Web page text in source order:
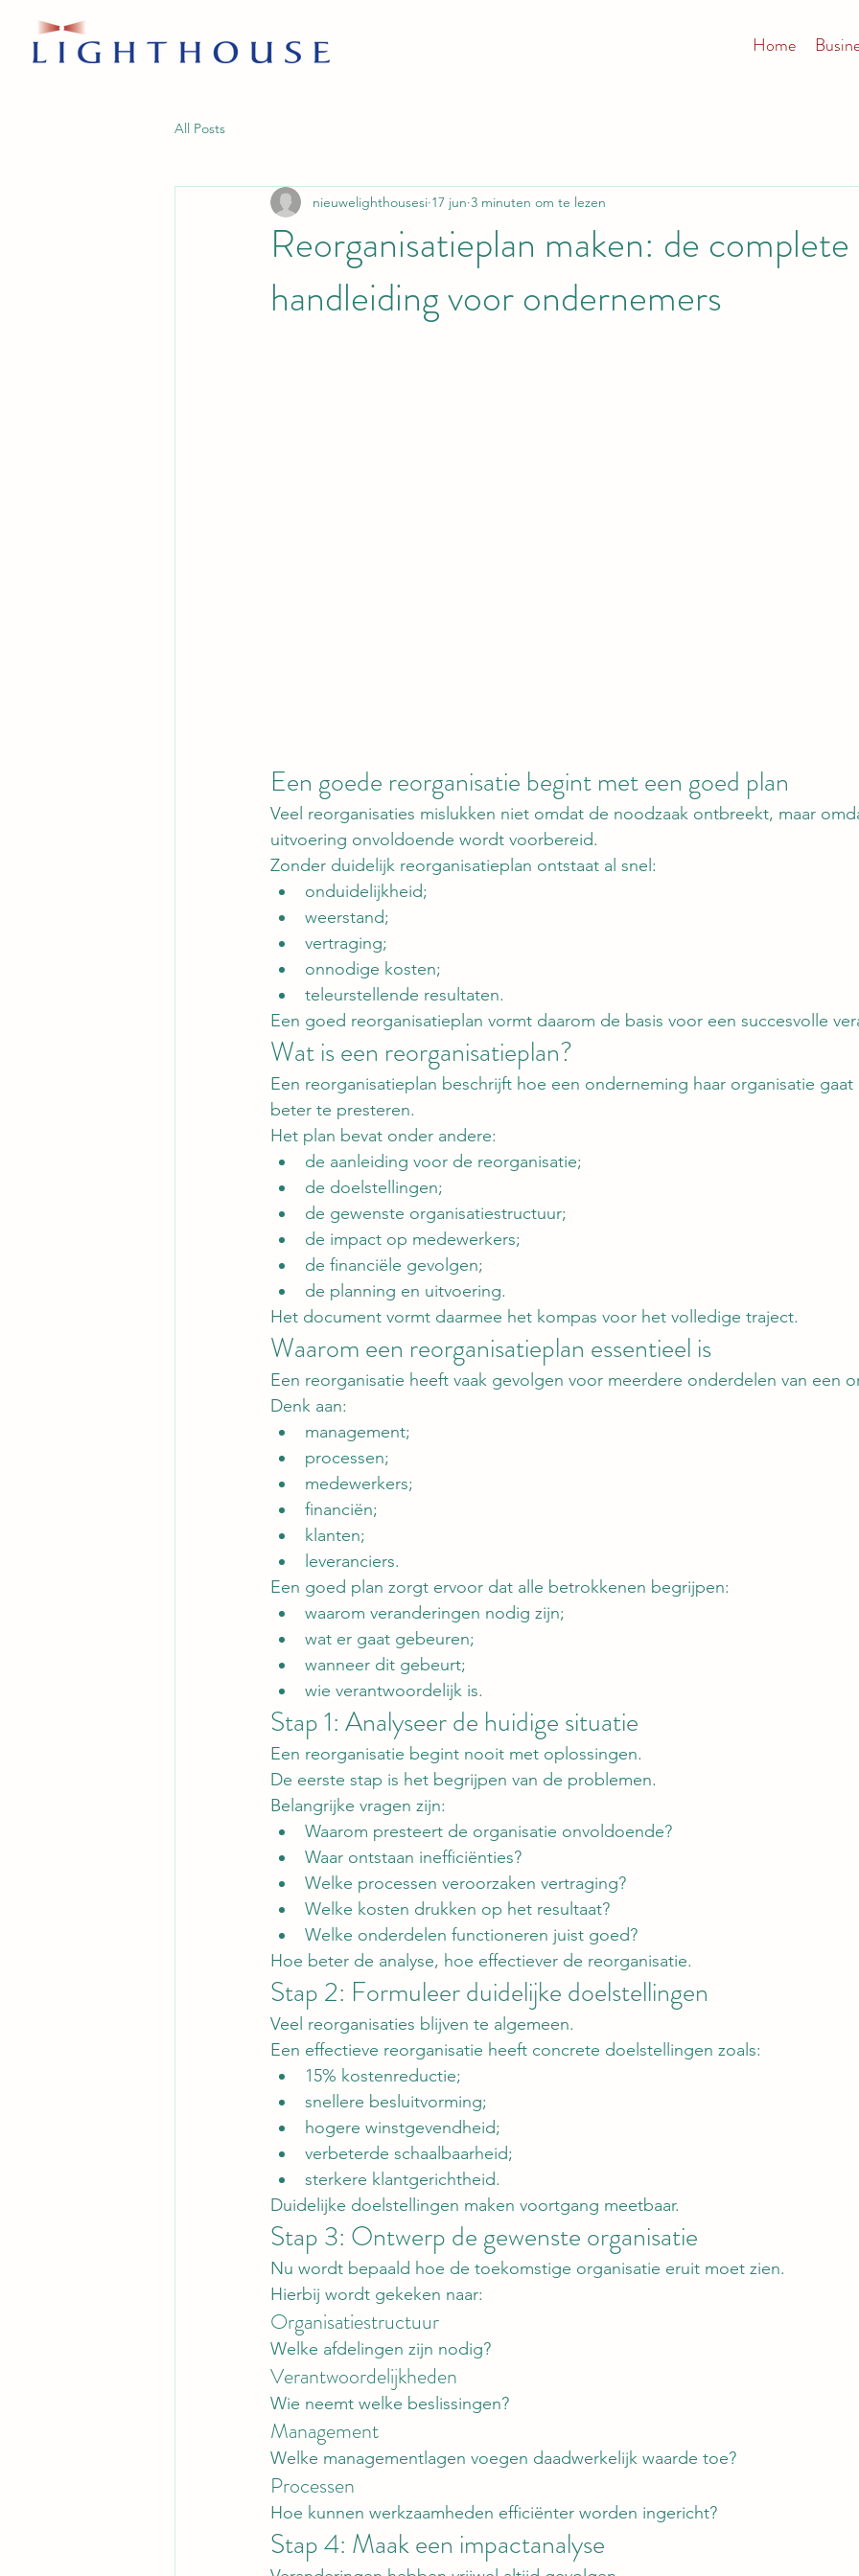
Home
All Posts
Reorganisatieplan maken: de complete
handleiding voor ondernemers
nieuwelighthousesi 17 jun 3 minuten om te lezen
Een goede reorganisatie begint met een goed plan
Veel reorganisaties mislukken niet omdat de noodzaak ontbreekt, maar
uitvoering onvoldoende wordt voorbereid.
Zonder duidelijk reorganisatieplan ontstaat al snel:
onduidelijkheid;
weerstand;
vertraging;
onnodige kosten;
teleurstellende resultaten.
Een goed reorganisatieplan vormt daarom de basis voor een succesvolle
Wat is een reorganisatieplan?
Een reorganisatieplan beschrijft hoe een onderneming haar organisatie gaat
beter te presteren.
Het plan bevat onder andere:
de aanleiding voor de reorganisatie;
de doelstellingen;
de gewenste organisatiestructuur;
de impact op medewerkers;
de financiële gevolgen;
de planning en uitvoering.
Het document vormt daarmee het kompas voor het volledige traject.
Waarom een reorganisatieplan essentieel is
Een reorganisatie heeft vaak gevolgen voor meerdere onderdelen van een
Denk aan:
management;
processen;
medewerkers;
financiën;
klanten;
leveranciers.
Een goed plan zorgt ervoor dat alle betrokkenen begrijpen:
waarom veranderingen nodig zijn;
wat er gaat gebeuren;
wanneer dit gebeurt;
wie verantwoordelijk is.
Stap 1: Analyseer de huidige situatie
Een reorganisatie begint nooit met oplossingen.
De eerste stap is het begrijpen van de problemen.
Belangrijke vragen zijn:
Waarom presteert de organisatie onvoldoende?
Waar ontstaan inefficiënties?
Welke processen veroorzaken vertraging?
Welke kosten drukken op het resultaat?
Welke onderdelen functioneren juist goed?
Hoe beter de analyse, hoe effectiever de reorganisatie.
Stap 2: Formuleer duidelijke doelstellingen
Veel reorganisaties blijven te algemeen.
Een effectieve reorganisatie heeft concrete doelstellingen zoals:
15% kostenreductie;
snellere besluitvorming;
hogere winstgevendheid;
verbeterde schaalbaarheid;
sterkere klantgerichtheid.
Duidelijke doelstellingen maken voortgang meetbaar.
Stap 3: Ontwerp de gewenste organisatie
Nu wordt bepaald hoe de toekomstige organisatie eruit moet zien.
Hierbij wordt gekeken naar:
Organisatiestructuur
Welke afdelingen zijn nodig?
Verantwoordelijkheden
Wie neemt welke beslissingen?
Management
Welke managementlagen voegen daadwerkelijk waarde toe?
Processen
Hoe kunnen werkzaamheden efficiënter worden ingericht?
Stap 4: Maak een impactanalyse